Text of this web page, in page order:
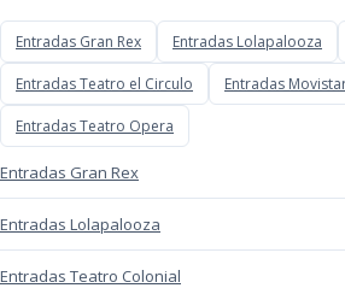
Entradas Gran Rex Entradas Lolapalooza
Entradas Teatro el Circulo Entradas
Entradas Teatro Opera
Entradas Gran Rex
Entradas Lolapalooza
Entradas Teatro Colonial